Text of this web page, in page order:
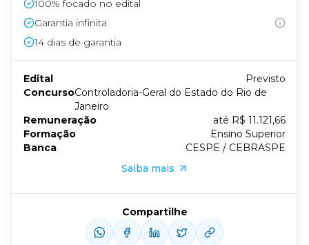
100% focado no edital
Garantia infinita
14 dias de garantia
Edital
Previsto
ConcursoControladoria-Geral do Estado do Rio de
Janeiro
Remuneração
até R$ 11.121,66
Formação
Ensino Superior
Banca
CESPE / CEBRASPE
Saiba mais
Compartilhe